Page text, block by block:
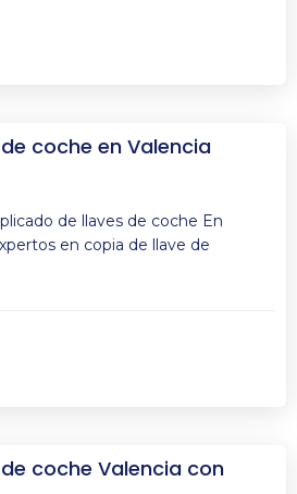
coche en Valencia
de llaves de coche En
en copia de llave de
coche Valencia con